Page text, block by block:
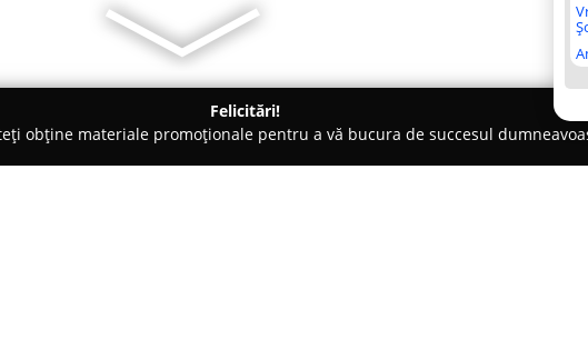
Felicitări!
obține materiale promoționale pentru a vă bucura de succesul